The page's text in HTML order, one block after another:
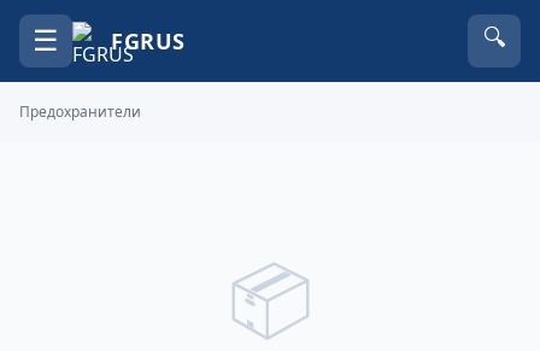
☰ FGRUS 🔍
Предохранители
📦